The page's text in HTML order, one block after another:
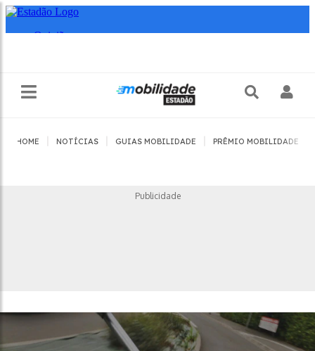
HOME NOTÍCIAS GUIAS MOBILIDADE PRÊMIO MOBILIDADE
Publicidade